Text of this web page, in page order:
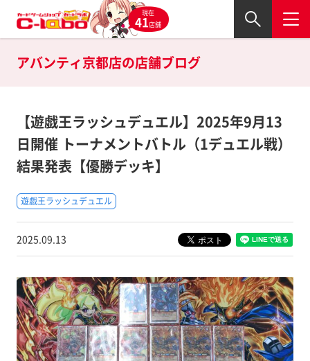
現在
41店舗
アバンティ京都店の店舗ブログ
【遊戯王ラッシュデュエル】2025年9月13
日開催 トーナメントバトル（1デュエル戦）
結果発表【優勝デッキ】
遊戯王ラッシュデュエル
2025.09.13